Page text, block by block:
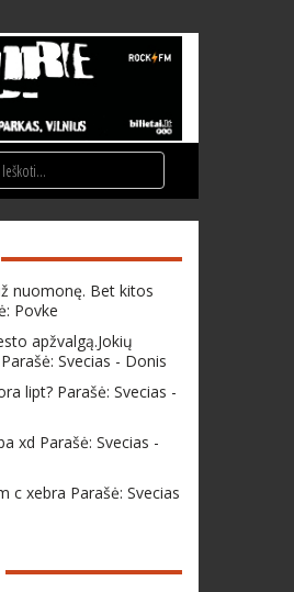
nuomonę. Bet kitos
Povke
apžvalgą.Jokių
Svecias - Donis
lipt? Parašė: Svecias -
xd Parašė: Svecias -
c xebra Parašė: Svecias